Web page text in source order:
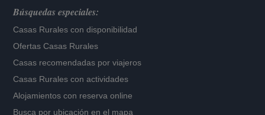
Búsquedas especiales:
Casas Rurales con disponibilidad
Ofertas Casas Rurales
Casas recomendadas por viajeros
Casas Rurales con actividades
Alojamientos con reserva online
Busca por ubicación en el mapa